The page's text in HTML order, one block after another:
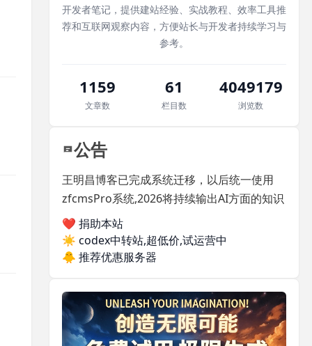
开发者笔记，提供建站经验、实战教程、效率工具推
荐和互联网观察内容，方便站长与开发者持续学习与
参考。
1159
文章数
61
栏目数
4049179
浏览数
公告
王明昌博客已完成系统迁移，以后统一使用
zfcmsPro系统,2026将持续输出AI方面的知识
❤️ 捐助本站
☀️ codex中转站,超低价,试运营中
🐥 推荐优惠服务器